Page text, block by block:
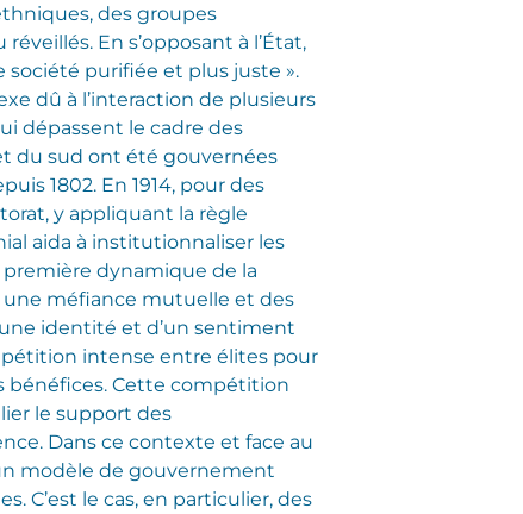
des groupes
En s’opposant à l’État,
purifiée et plus juste ».
dû à l’interaction de plusieurs
dépassent le cadre des
du sud ont été gouvernées
1802. En 1914, pour des
y appliquant la règle
aida à institutionnaliser les
première dynamique de la
une méfiance mutuelle et des
identité et d’un sentiment
intense entre élites pour
bénéfices. Cette compétition
le support des
Dans ce contexte et face au
modèle de gouvernement
C’est le cas, en particulier, des